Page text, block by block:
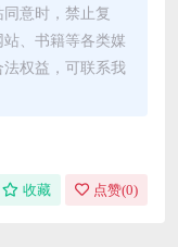
意时，禁止复
、书籍等各类媒
权益，可联系我
收藏 点赞(0)